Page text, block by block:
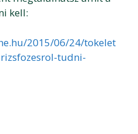
kell:
2015/06/24/tokelet
tudni-